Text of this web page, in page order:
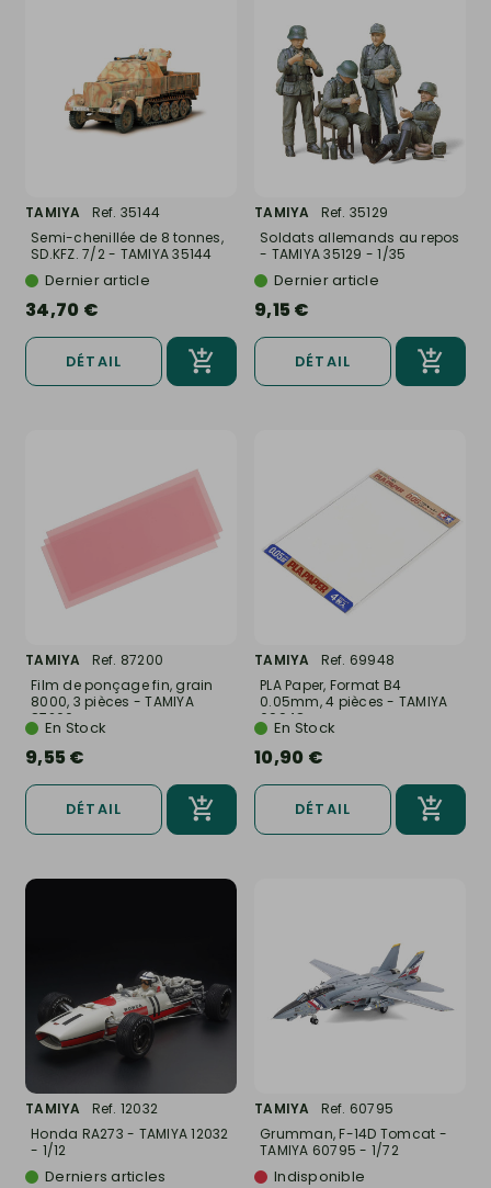
TAMIYA
Ref. 35144
Semi-chenillée de 8 tonnes,
SD.KFZ. 7/2 - TAMIYA 35144
-... Dernier article
34,70 €
DÉTAIL
TAMIYA
Ref. 35129
Soldats allemands au repos
- TAMIYA 35129 - 1/35
Dernier article
9,15 €
DÉTAIL
TAMIYA
Ref. 87200
Film de ponçage fin, grain
8000, 3 pièces - TAMIYA
87200
En Stock
9,55 €
DÉTAIL
TAMIYA
Ref. 69948
PLA Paper, Format B4
0.05mm, 4 pièces - TAMIYA
69948
En Stock
10,90 €
DÉTAIL
TAMIYA
Ref. 12032
Honda RA273 - TAMIYA 12032
- 1/12
Derniers articles
TAMIYA
Ref. 60795
Grumman, F-14D Tomcat -
TAMIYA 60795 - 1/72
Indisponible